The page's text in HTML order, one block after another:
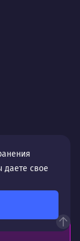
хорошие
даете свое